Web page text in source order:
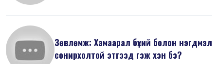
Зөвлөмж: Хамаарал бүхий болон нэгдмэл
сонирхолтой этгээд гэж хэн бэ?